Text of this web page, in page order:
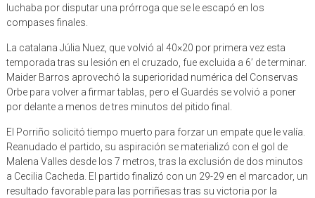
luchaba por disputar una prórroga que se le escapó en los
compases finales.
La catalana Júlia Nuez, que volvió al 40×20 por primera vez esta
temporada tras su lesión en el cruzado, fue excluida a 6’ de terminar.
Maider Barros aprovechó la superioridad numérica del Conservas
Orbe para volver a firmar tablas, pero el Guardés se volvió a poner
por delante a menos de tres minutos del pitido final.
El Porriño solicitó tiempo muerto para forzar un empate que le valía.
Reanudado el partido, su aspiración se materializó con el gol de
Malena Valles desde los 7 metros, tras la exclusión de dos minutos
a Cecilia Cacheda. El partido finalizó con un 29-29 en el marcador, un
resultado favorable para las porriñesas tras su victoria por la